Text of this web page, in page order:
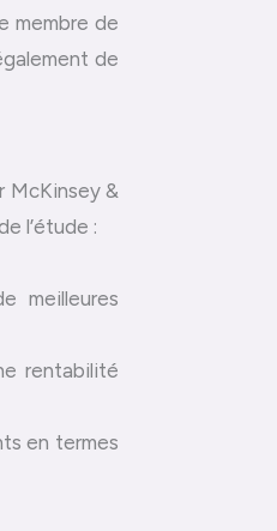
membre de
de
McKinsey &
l’étude :
meilleures
rentabilité
en termes